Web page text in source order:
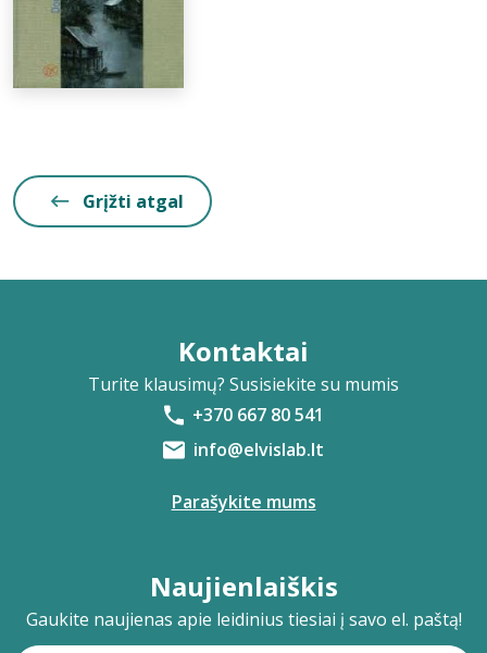
Grįžti atgal
Kontaktai
Turite klausimų? Susisiekite su mumis
+370 667 80 541
info@elvislab.lt
Parašykite mums
Naujienlaiškis
Gaukite naujienas apie leidinius tiesiai į savo el. paštą!